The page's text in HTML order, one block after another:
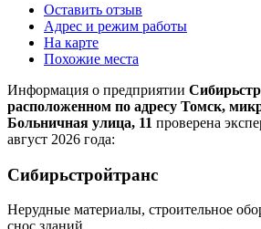
Оставить отзыв
Адрес и режим работы
На карте
Похожие места
Информация о предприятии
расположенном по адресу Томск,
Больничная улица, 11 проверена
август 2026 года:
Сибирьстройтранс
Нерудные материалы, строительное